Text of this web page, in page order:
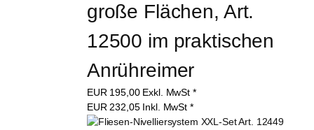
große Flächen, Art.
12500 im praktischen
Anrühreimer
EUR 195,00 Exkl. MwSt *
EUR232,05 Inkl. MwSt *